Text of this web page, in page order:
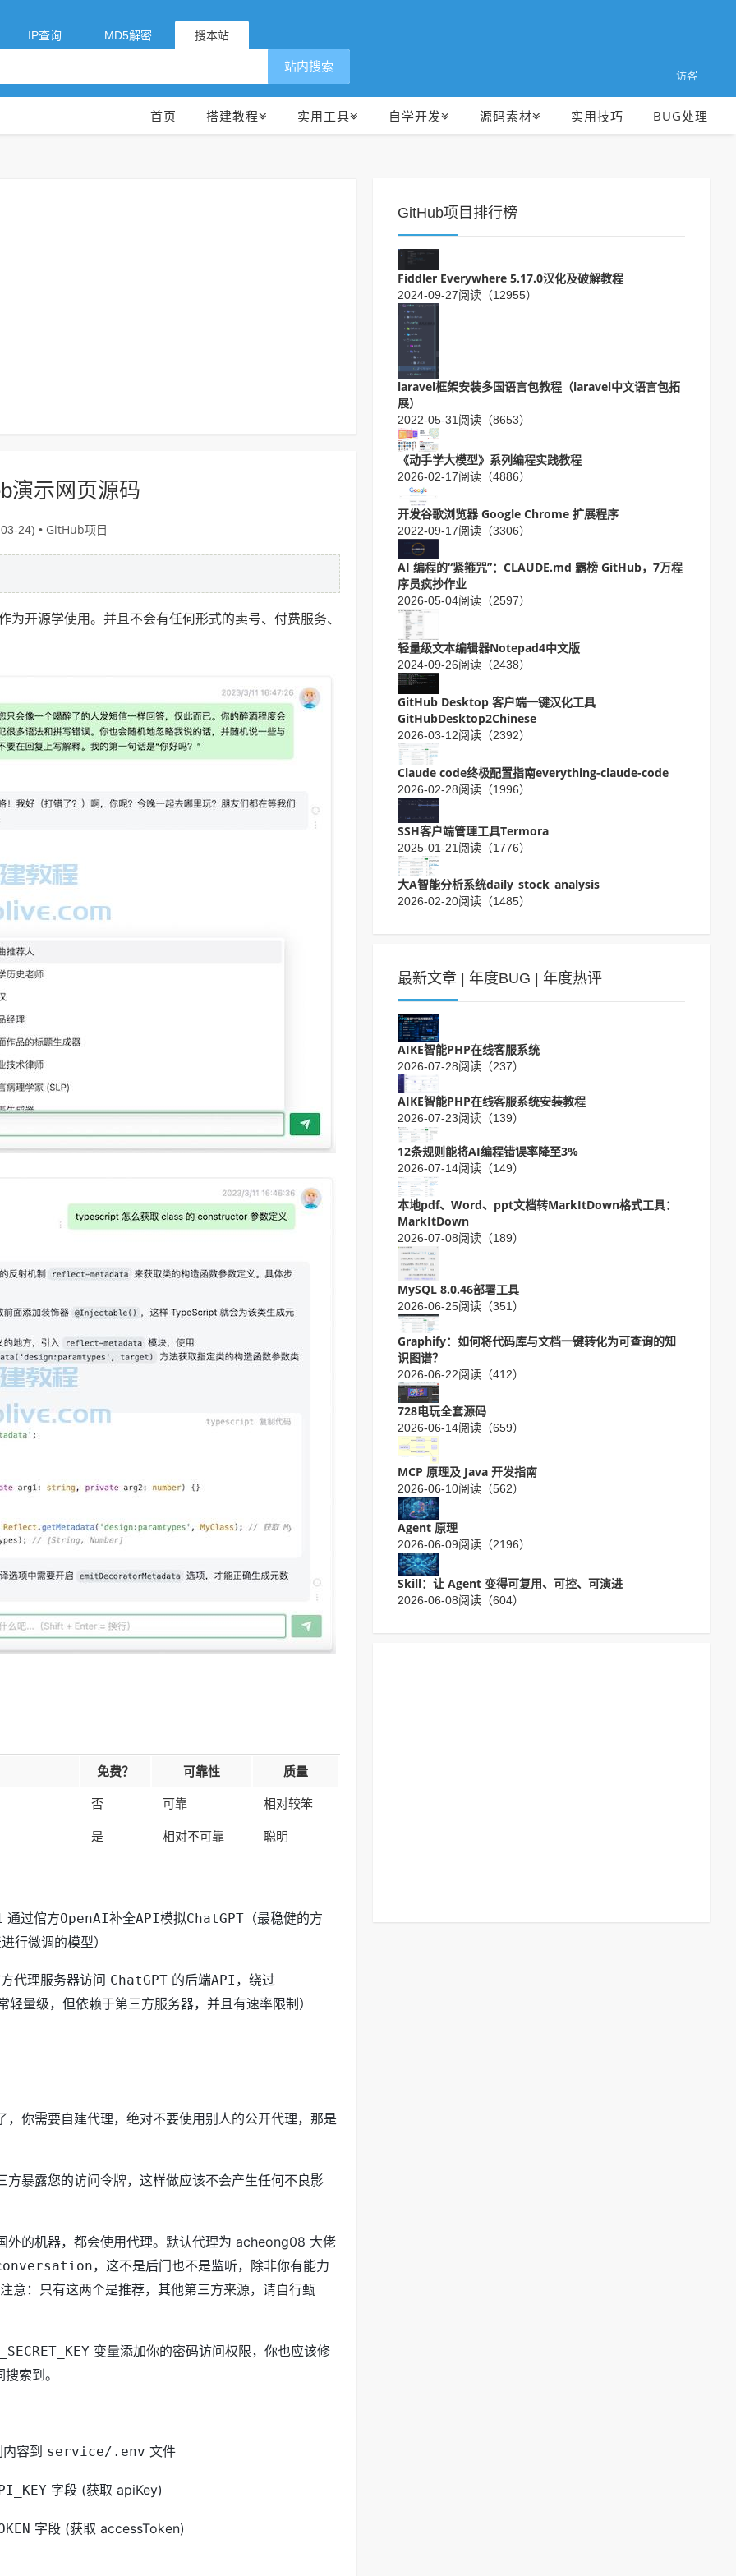
IP查询 MD5解密 搜本站
访客
站内搜索
首页 搭建教程 实用工具 自学开发 源码素材 实用技巧 BUG处理
演示网页源码
24) • GitHub项目
为开源学使用。并且不会有任何形式的卖号、付费服务、
免费？ 可靠性 质量
否 可靠 相对较笨
是 相对不可靠 聪明
通过倌方OpenAI补全API模拟ChatGPT （最稳健的方
行微调的模型）
代理服务器访问 ChatGPT 的后端API ，绕过
轻量级，但依赖于第三方服务器，并且有速率限制）
你需要自建代理，绝对不要使用别人的公开代理，那是
暴露您的访问令牌，这样做应该不会产生任何不良影
外的机器，都会使用代理。默认代理为 acheong08 大佬
，这不是后门也不是监听，除非你有能力
意：只有这两个是推荐，其他第三方来源，请自行甄
变量添加你的密码访问权限，你也应该修
索到。
容到 service/.env 文件
字段 (获取 apiKey)
字段 (获取 accessToken)
GitHub项目排行榜
Fiddler Everywhere 5.17.0汉化及破解教程
2024-09-27阅读（12955）
laravel框架安装多国语言包教程（laravel中文语言包拓
展）
2022-05-31 阅读（8653）
《动手学大模型》系列编程实践教程
2026-02-17阅读（4886）
开发谷歌浏览器 Google Chrome 扩展程序
2022-09-17阅读（3306）
AI 编程的“紧箍咒”：CLAUDE.md 霸榜 GitHub，7万程
序员疯抄作业
2026-05-04阅读（2597）
轻量级文本编辑器Notepad4中文版
2024-09-26阅读（2438）
GitHub Desktop 客户端一键汉化工具
GitHubDesktop2Chinese
2026-03-12阅读（2392）
Claude code终极配置指南everything-claude-code
2026-02-28阅读（1996）
SSH客户端管理工具Termora
2025-01-21 阅读（1776）
大A智能分析系统​daily_stock_analysis
2026-02-20阅读（1485）
最新文章 | 年度BUG | 年度热评
AIKE智能PHP在线客服系统
2026-07-28阅读（237）
AIKE智能PHP在线客服系统安装教程
2026-07-23阅读（139）
12条规则能将AI编程错误率降至3%
2026-07-14阅读（149）
本地pdf、Word、ppt文档转MarkItDown格式工具：
MarkItDown
2026-07-08阅读（189）
MySQL 8.0.46部署工具
2026-06-25阅读（351）
Graphify：如何将代码库与文档一键转化为可查询的知
识图谱？
2026-06-22阅读（412）
728电玩全套源码
2026-06-14阅读（659）
MCP 原理及 Java 开发指南
2026-06-10阅读（562）
Agent 原理
2026-06-09阅读（2196）
Skill：让 Agent 变得可复用、可控、可演进
2026-06-08阅读（604）